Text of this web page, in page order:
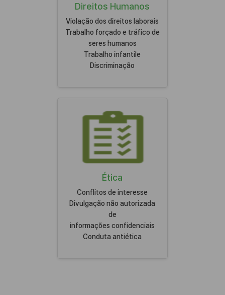
Direitos Humanos
Violação dos direitos laborais
Trabalho forçado e tráfico de
seres humanos
Trabalho infantile
Discriminação
Ética
Conflitos de interesse
Divulgação não autorizada
de
informações confidenciais
Conduta antiética